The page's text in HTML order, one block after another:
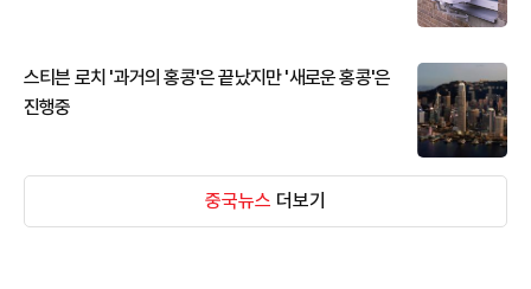
스티븐 로치 '과거의 홍콩'은 끝났지만 '새로운 홍콩'은
진행중
중국뉴스 더보기